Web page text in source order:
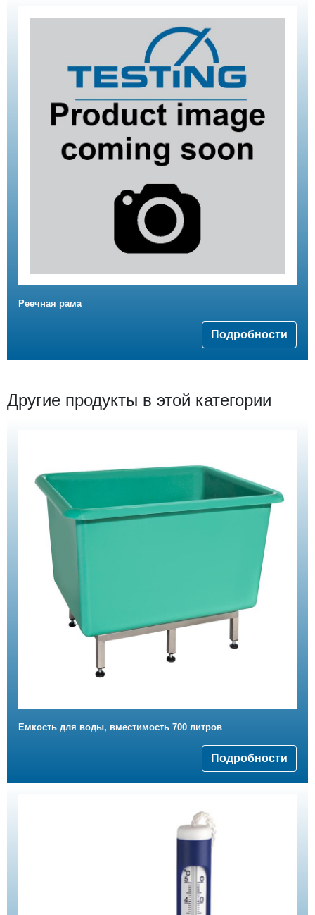
Реечная рама
Подробности
Другие продукты в этой категории
Емкость для воды, вместимость 700 литров
Подробности